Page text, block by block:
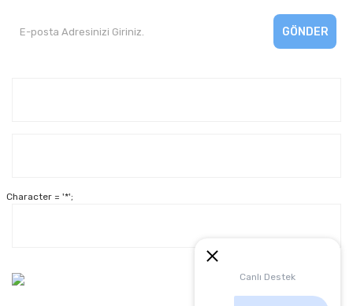
Canlı Destek
GÖNDER
Character = '*';